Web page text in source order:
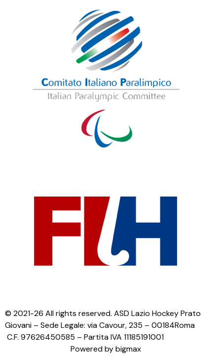
© 2021-26 All rights reserved. ASD Lazio Hockey Prato
Giovani – Sede Legale: via Cavour, 235 – 00184Roma
C.F. 97626450585 – Partita IVA 11185191001
Powered by bigmax